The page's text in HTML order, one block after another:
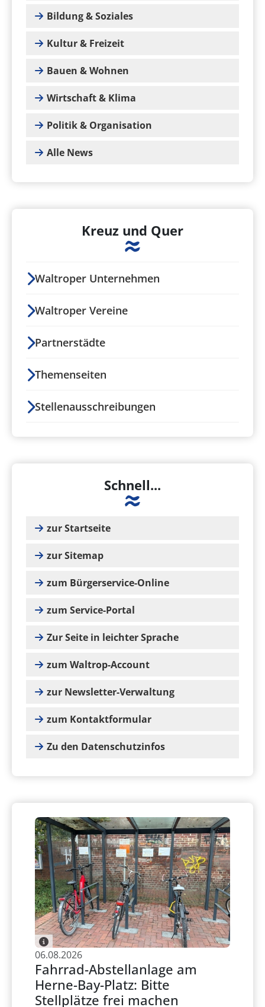
Bildung & Soziales
Kultur & Freizeit
Bauen & Wohnen
Wirtschaft & Klima
Politik & Organisation
Alle News
Kreuz und Quer
Waltroper Unternehmen
Waltroper Vereine
Partnerstädte
Themenseiten
Stellenausschreibungen
Schnell...
zur Startseite
zur Sitemap
zum Bürgerservice-Online
zum Service-Portal
Zur Seite in leichter Sprache
zum Waltrop-Account
zur Newsletter-Verwaltung
zum Kontaktformular
Zu den Datenschutzinfos
06.08.2026
Fahrrad-Abstellanlage am
Herne-Bay-Platz: Bitte
Stellplätze frei machen